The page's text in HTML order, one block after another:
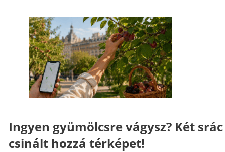
Ingyen gyümölcsre vágysz? Két srác
csinált hozzá térképet!